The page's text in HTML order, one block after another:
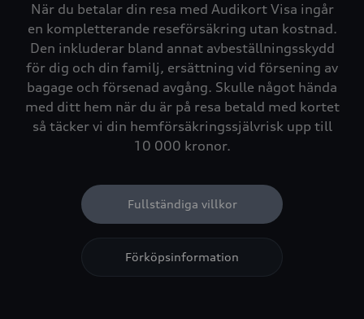
När du betalar din resa med Audikort Visa ingår
en kompletterande reseförsäkring utan kostnad.
Den inkluderar bland annat avbeställningsskydd
för dig och din familj, ersättning vid försening av
bagage och försenad avgång. Skulle något hända
med ditt hem när du är på resa betald med kortet
så täcker vi din hemförsäkringssjälvrisk upp till
10 000 kronor.
Fullständiga villkor
Förköpsinformation